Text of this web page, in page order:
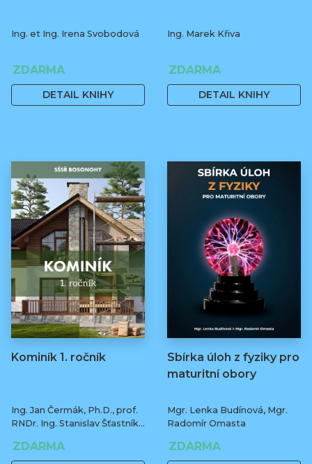
Ing. et Ing. Irena Svobodová
ZDARMA
DETAIL KNIHY
Ing. Marek Křiva
ZDARMA
DETAIL KNIHY
Kominík 1. ročník
Ing. Jan Čermák, Ph.D., prof.
RNDr. Ing. Stanislav Šťastník,
ZDARMA
Sbírka úloh z fyziky pro
maturitní obory
Mgr. Lenka Budínová, Mgr.
Radomír Omasta
ZDARMA